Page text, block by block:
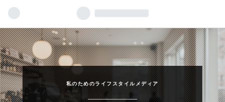
私のためのライフスタイルメディア